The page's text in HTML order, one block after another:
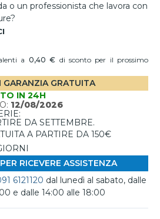
o un professionista che lavora con
a 0,40 € di sconto per il prossimo
GARANZIA GRATUITA
IN 24H
12/08/2026
DA SETTEMBRE.
A PARTIRE DA 150€
RICEVERE ASSISTENZA
6121120 dal lunedì al sabato, dalle
e dalle 14:00 alle 18:00